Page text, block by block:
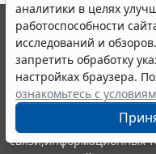
аналитики в целях
работоспособности
исследований и
запретить обработку
настройках браузера.
ознакомьтесь с
© ООО "НПП "ГАРАНТ-
выпускается с 1990
являются участниками
информации ГАРАНТ.
Портал ГАРАНТ.РУ
издания Федеральной
связи,информационных